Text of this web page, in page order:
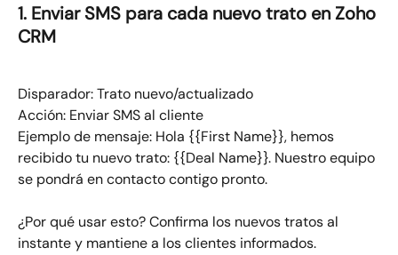
​1. Enviar SMS para cada nuevo trato en Zoho
CRM
Disparador: Trato nuevo/actualizado​
Acción: Enviar SMS al cliente
Ejemplo de mensaje:​ Hola {{First Name}}, hemos
recibido tu nuevo trato: {{Deal Name}}. Nuestro equipo
se pondrá en contacto contigo pronto.
¿Por qué usar esto? Confirma los nuevos tratos al
instante y mantiene a los clientes informados.